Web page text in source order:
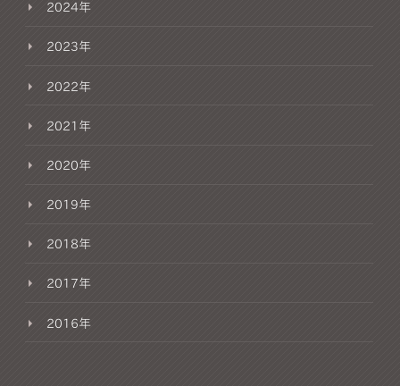
2024年
2023年
2022年
2021年
2020年
2019年
2018年
2017年
2016年